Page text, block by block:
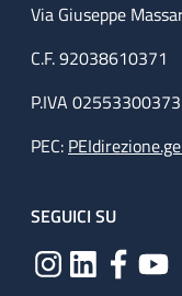
Via Giuseppe
C.F. 92038610371
P.IVA 02553300373
PEC:
SEGUICI SU